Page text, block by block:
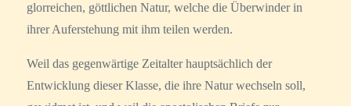
glorreichen, göttlichen Natur, welche die Überwinder in
ihrer Auferstehung mit ihm teilen werden.
Weil das gegenwärtige Zeitalter hauptsächlich der
Entwicklung dieser Klasse, die ihre Natur wechseln soll,